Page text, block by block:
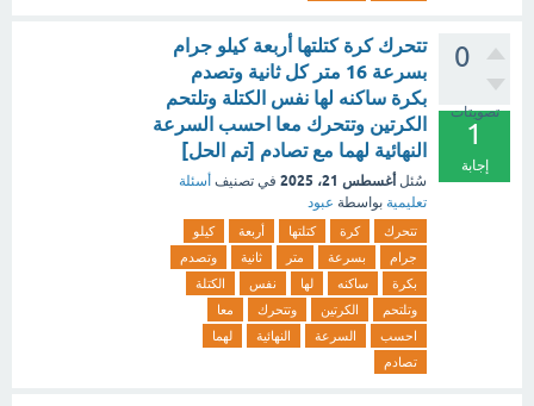
0
تصويتات
1
إجابة
تتحرك كرة كتلتها أربعة كيلو جرام
بسرعة 16 متر كل ثانية وتصدم
بكرة ساكنه لها نفس الكتلة وتلتحم
الكرتين وتتحرك معا احسب السرعة
النهائية لهما مع تصادم [تم الحل]
سُئل أغسطس 21، 2025 في تصنيف أسئلة
تعليمية بواسطة عبود
تتحرك كرة كتلتها أربعة
كيلو
جرام
بسرعة متر ثانية
وتصدم
بكرة
ساكنه لها نفس
الكتلة
وتلتحم
الكرتين وتتحرك
معا
احسب
السرعة النهائية
لهما
تصادم